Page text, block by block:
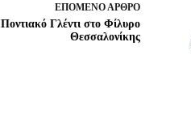
ΕΠΌΜΕΝΟΆΡΘΡΟ
Ποντιακό Γλέντι στο Φίλυρο
Θεσσαλονίκης